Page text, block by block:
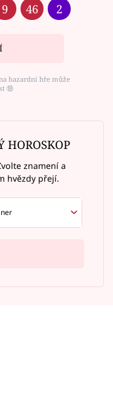
9 46 2
hazardní hře může
⑱
HOROSKOP
znamení a
hvězdy přejí.